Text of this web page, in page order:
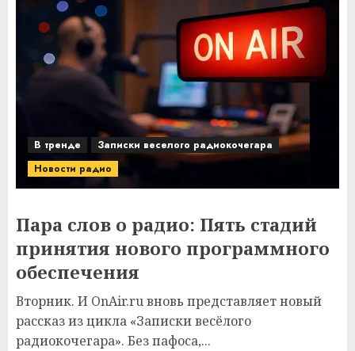
В тренде
Записки веселого радиокочегара
Новости радио
Пара слов о радио: Пять стадий
принятия нового программного
обеспечения
Вторник. И OnAir.ru вновь представляет новый
рассказ из цикла «Записки весёлого
радиокочегара». Без пафоса,...